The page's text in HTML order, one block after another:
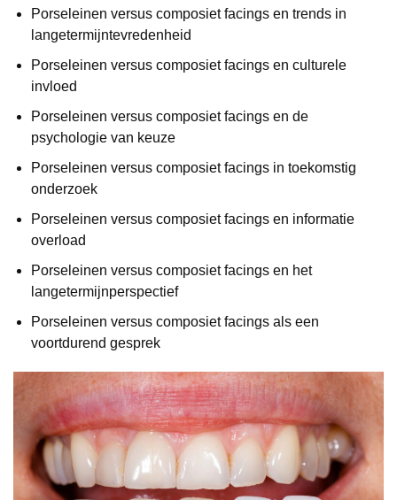
Porseleinen versus composiet facings en trends in
langetermijntevredenheid
Porseleinen versus composiet facings en culturele
invloed
Porseleinen versus composiet facings en de
psychologie van keuze
Porseleinen versus composiet facings in toekomstig
onderzoek
Porseleinen versus composiet facings en informatie
overload
Porseleinen versus composiet facings en het
langetermijnperspectief
Porseleinen versus composiet facings als een
voortdurend gesprek